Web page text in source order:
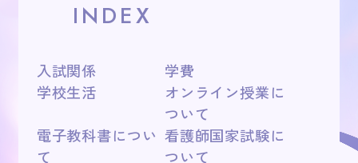
キャンパスライフ
INDEX
入試関係
学費
学校生活
オンライン授業に
ついて
電子教科書につい
て
看護師国家試験に
ついて